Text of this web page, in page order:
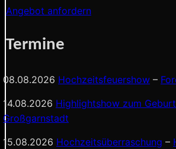
Angebot anfordern
Termine
08.08.2026 Hochzeitsfeuershow –
14.08.2026 Highlightshow zum
Großgarnstadt
15.08.2026 Hochzeitsüberraschung –